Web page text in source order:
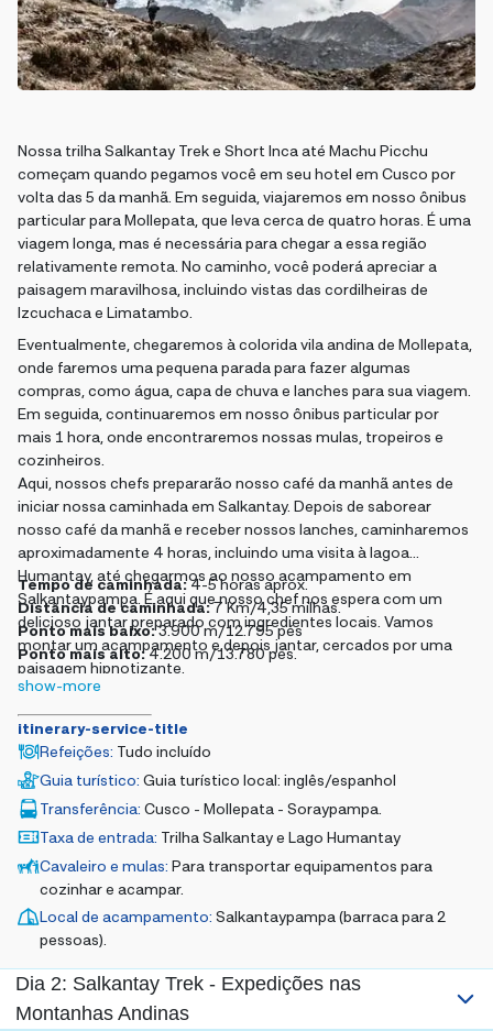
Nossa trilha Salkantay Trek e Short Inca até Machu Picchu
começam quando pegamos você em seu hotel em Cusco por
volta das 5 da manhã. Em seguida, viajaremos em nosso ônibus
particular para Mollepata, que leva cerca de quatro horas. É uma
viagem longa, mas é necessária para chegar a essa região
relativamente remota. No caminho, você poderá apreciar a
paisagem maravilhosa, incluindo vistas das cordilheiras de
Izcuchaca e Limatambo.
Eventualmente, chegaremos à colorida vila andina de Mollepata,
onde faremos uma pequena parada para fazer algumas
compras, como água, capa de chuva e lanches para sua viagem.
Em seguida, continuaremos em nosso ônibus particular por
mais 1 hora, onde encontraremos nossas mulas, tropeiros e
cozinheiros.
Aqui, nossos chefs prepararão nosso café da manhã antes de
iniciar nossa caminhada em Salkantay. Depois de saborear
nosso café da manhã e receber nossos lanches, caminharemos
aproximadamente 4 horas, incluindo uma visita à lagoa
Humantay, até chegarmos ao nosso acampamento em
Salkantaypampa. É aqui que nosso chef nos espera com um
delicioso jantar preparado com ingredientes locais. Vamos
montar um acampamento e depois jantar, cercados por uma
paisagem hipnotizante.
Tempo de caminhada:4-5 horas aprox.
Distância de caminhada:7 Km/4,35 milhas.
Ponto mais baixo:3.900 m/12.795 pés
Ponto mais alto:4.200 m/13.780 pés.
show-more
itinerary-service-title
Refeições: Tudo incluído
Guia turístico: Guia turístico local: inglês/espanhol
Transferência: Cusco - Mollepata - Soraypampa.
Taxa de entrada: Trilha Salkantay e Lago Humantay
Cavaleiro e mulas: Para transportar equipamentos para
cozinhar e acampar.
Local de acampamento: Salkantaypampa (barraca para 2
pessoas).
Dia 2: Salkantay Trek - Expedições nas
Montanhas Andinas